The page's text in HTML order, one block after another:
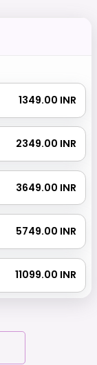
₹ 1349.00 INR
₹ 2349.00 INR
₹ 3649.00 INR
₹ 5749.00 INR
₹ 11099.00 INR